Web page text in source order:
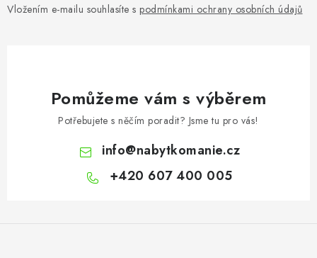
Vložením e-mailu souhlasíte s podmínkami ochrany osobních údajů
Pomůžeme vám s výběrem
Potřebujete s něčím poradit? Jsme tu pro vás!
info@nabytkomanie.cz
+420 607 400 005